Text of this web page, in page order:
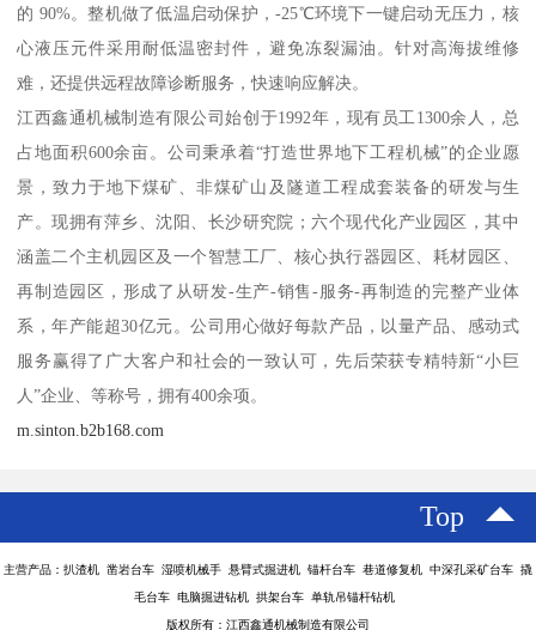
的 90%。整机做了低温启动保护，-25℃环境下一键启动无压力，核
心液压元件采用耐低温密封件，避免冻裂漏油。针对高海拔维修
难，还提供远程故障诊断服务，快速响应解决。
江西鑫通机械制造有限公司始创于1992年，现有员工1300余人，总
占地面积600余亩。公司秉承着“打造世界地下工程机械”的企业愿
景，致力于地下煤矿、非煤矿山及隧道工程成套装备的研发与生
产。现拥有萍乡、沈阳、长沙研究院；六个现代化产业园区，其中
涵盖二个主机园区及一个智慧工厂、核心执行器园区、耗材园区、
再制造园区，形成了从研发-生产-销售-服务-再制造的完整产业体
系，年产能超30亿元。公司用心做好每款产品，以量产品、感动式
服务赢得了广大客户和社会的一致认可，先后荣获专精特新“小巨
人”企业、等称号，拥有400余项。
m.sinton.b2b168.com
Top
主营产品：扒渣机 凿岩台车 湿喷机械手 悬臂式掘进机 锚杆台车 巷道修复机 中深孔采矿台车 撬
毛台车 电脑掘进钻机 拱架台车 单轨吊锚杆钻机
版权所有：江西鑫通机械制造有限公司